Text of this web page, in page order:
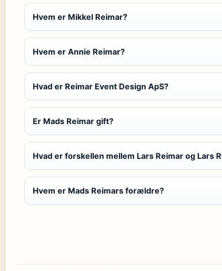
Hvem er Mikkel Reimar?
Hvem er Annie Reimar?
Hvad er Reimar Event Design ApS?
Er Mads Reimar gift?
Hvad er forskellen mellem Lars Reimar og Lars
Hvem er Mads Reimars forældre?